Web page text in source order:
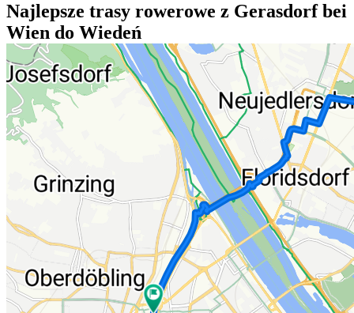
Najlepsze trasy rowerowe z Gerasdorf bei
Wien do Wiedeń